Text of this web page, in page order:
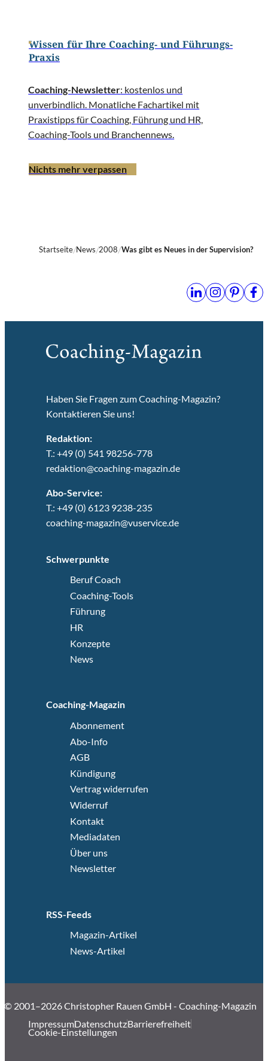
Wissen für Ihre Coaching- und Führungs-
Praxis
Coaching-Newsletter: kostenlos und
unverbindlich. Monatliche Fachartikel mit
Praxistipps für Coaching, Führung und HR,
Coaching-Tools und Branchennews.
Nichts mehr verpassen
Startseite News 2008 Was gibt es Neues in der Supervision?
Haben Sie Fragen zum Coaching-Magazin?
Kontaktieren Sie uns!
Redaktion:
T.: +49 (0) 541 98256-778
redaktion@coaching-magazin.de
Abo-Service:
T.: +49 (0) 6123 9238-235
coaching-magazin@vuservice.de
Schwerpunkte
Beruf Coach
Coaching-Tools
Führung
HR
Konzepte
News
Coaching-Magazin
Abonnement
Abo-Info
AGB
Kündigung
Vertrag widerrufen
Widerruf
Kontakt
Mediadaten
Über uns
Newsletter
RSS-Feeds
Magazin-Artikel
News-Artikel
© 2001–2026 Christopher Rauen GmbH - Coaching-Magazin
ImpressumDatenschutzBarrierefreiheit
Cookie-Einstellungen